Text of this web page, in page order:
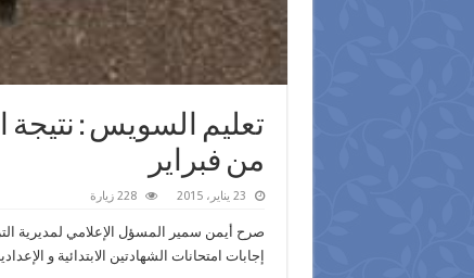
تعليم السويس : نتيجة
من فبراير
23 يناير، 2015 228 زيارة
صرح أيمن سمير المسؤل الإعلامي لمديرية
إجابات امتحانات الشهادتين الابتدائية و